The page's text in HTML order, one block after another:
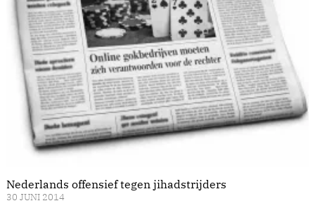
Nederlands offensief tegen jihadstrijders
30 JUNI 2014